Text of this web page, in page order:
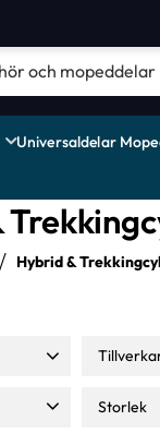
Universaldelar
Hybrid &
Storlek